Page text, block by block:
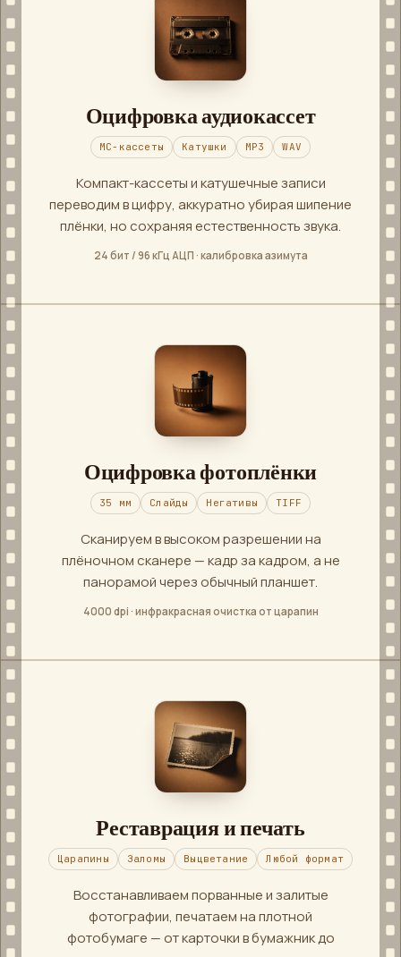
Оцифровка аудиокассет
MC-кассеты Катушки MP3 WAV
Компакт-кассеты и катушечные записи
переводим в цифру, аккуратно убирая шипение
плёнки, но сохраняя естественность звука.
24 бит / 96 кГц АЦП · калибровка азимута
Оцифровка фотоплёнки
35 мм Слайды Негативы TIFF
Сканируем в высоком разрешении на
плёночном сканере — кадр за кадром, а не
панорамой через обычный планшет.
4000 dpi · инфракрасная очистка от царапин
Реставрация и печать
Царапины Заломы Выцветание Любой формат
Восстанавливаем порванные и залитые
фотографии, печатаем на плотной
фотобумаге — от карточки в бумажник до